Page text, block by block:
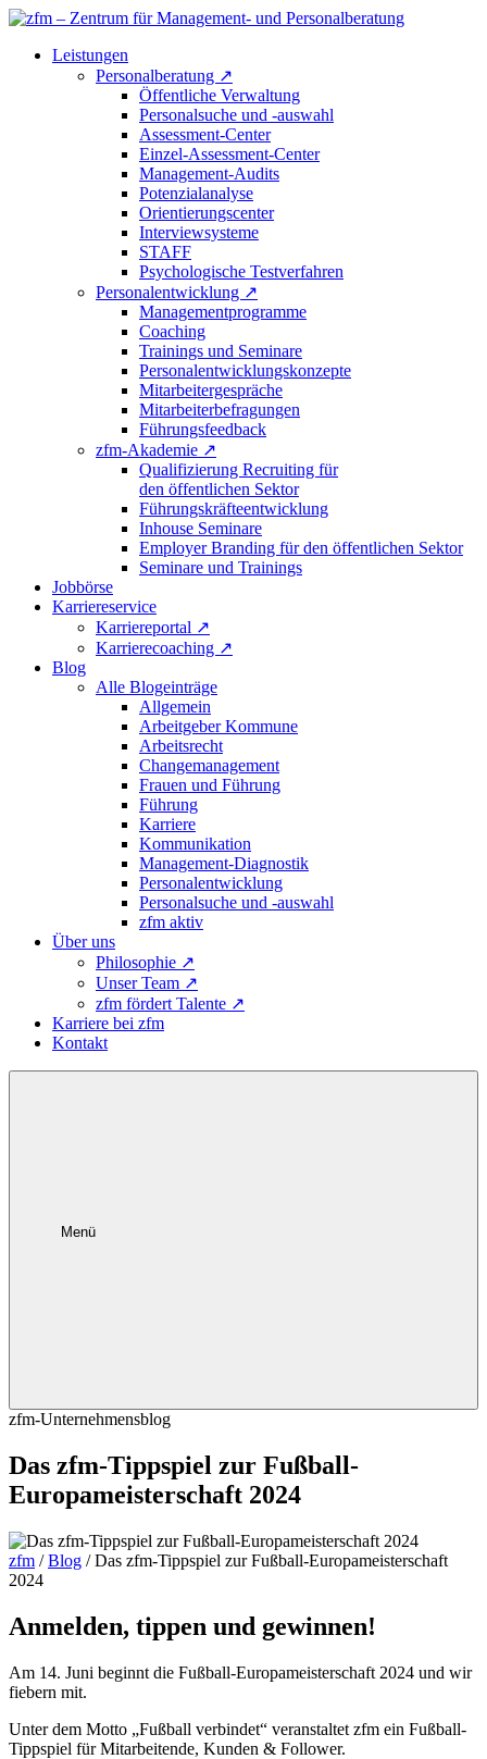
Leistungen
Personalberatung ↗
Öffentliche Verwaltung
Personalsuche und -auswahl
Assessment-Center
Einzel-Assessment-Center
Management-Audits
Potenzialanalyse
Orientierungscenter
Interviewsysteme
STAFF
Psychologische Testverfahren
Personalentwicklung ↗
Managementprogramme
Coaching
Trainings und Seminare
Personalentwicklungskonzepte
Mitarbeitergespräche
Mitarbeiterbefragungen
Führungsfeedback
zfm-Akademie ↗
Qualifizierung Recruiting für
den öffentlichen Sektor
Führungskräfteentwicklung
Inhouse Seminare
Employer Branding für den öffentlichen Sektor
Seminare und Trainings
Jobbörse
Karriereservice
Karriereportal ↗
Karrierecoaching ↗
Blog
Alle Blogeinträge
Allgemein
Arbeitgeber Kommune
Arbeitsrecht
Changemanagement
Frauen und Führung
Führung
Karriere
Kommunikation
Management-Diagnostik
Personalentwicklung
Personalsuche und -auswahl
zfm aktiv
Über uns
Philosophie ↗
Unser Team ↗
zfm fördert Talente ↗
Karriere bei zfm
Kontakt
Menü
zfm-Unternehmensblog
Das zfm-Tippspiel zur Fußball-
Europameisterschaft 2024
zfm /Blog /Das zfm-Tippspiel zur Fußball-Europameisterschaft
2024
Anmelden, tippen und gewinnen!
Am 14. Juni beginnt die Fußball-Europameisterschaft 2024 und wir
fiebern mit.
Unter dem Motto „Fußball verbindet“ veranstaltet zfm ein Fußball-
Tippspiel für Mitarbeitende, Kunden & Follower.